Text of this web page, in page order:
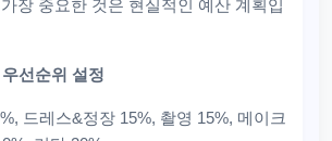
장 중요한 것은 현실적인 예산 계획입
선순위 설정
드레스&정장 15%, 촬영 15%, 메이크